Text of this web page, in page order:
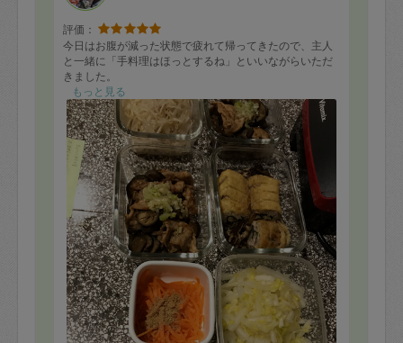
評価：
今日はお腹が減った状態で疲れて帰ってきたので、主人
と一緒に「手料理はほっとするね」といいながらいただ
きました。
もっと見る